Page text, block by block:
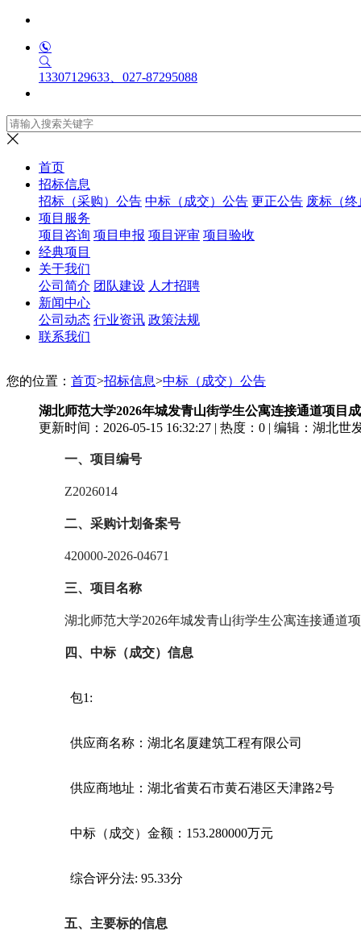
13307129633、027-87295088
首页
招标信息
招标（采购）公告 中标（成交）公告 更正公告 废标（
项目服务
项目咨询 项目申报 项目评审 项目验收
经典项目
关于我们
公司简介 团队建设 人才招聘
新闻中心
公司动态 行业资讯 政策法规
联系我们
您的位置： 首页>招标信息>中标（成交）公告
湖北师范大学2026年城发青山街学生公寓连接通道项目
更新时间：2026-05-15 16:32:27 | 热度： 0 | 编辑：湖北世
一、项目编号
Z2026014
二、采购计划备案号
420000-2026-04671
三、项目名称
湖北师范大学2026年城发青山街学生公寓连接通道
四、中标（成交）信息
包1:
供应商名称：湖北名厦建筑工程有限公司
供应商地址：湖北省黄石市黄石港区天津路2号
中标（成交）金额： 153.280000万元
综合评分法: 95.33分
五、主要标的信息